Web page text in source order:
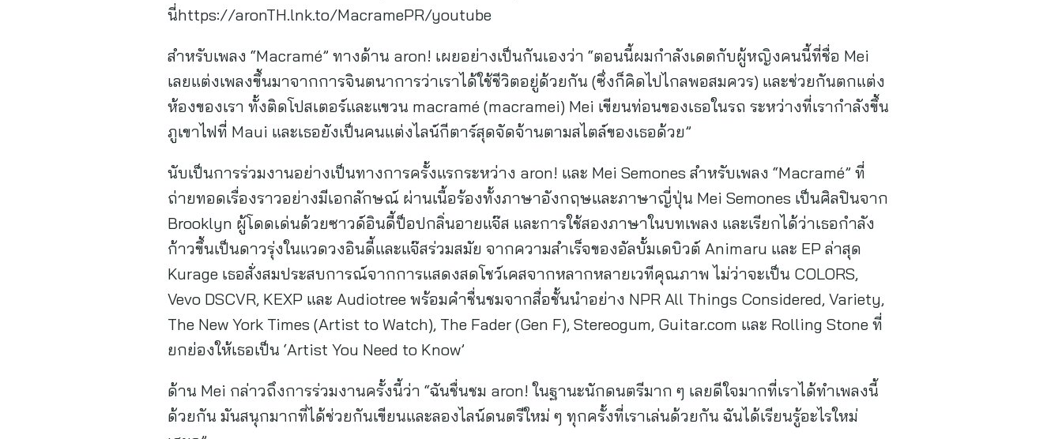
นี่https://aronTH.lnk.to/MacramePR/youtube
สำหรับเพลง “Macramé” ทางด้าน aron! เผยอย่างเป็นกันเองว่า “ตอนนี้ผมกำลังเดตกับผู้หญิงคนนี้ที่ชื่อ Mei
เลยแต่งเพลงขึ้นมาจากการจินตนาการว่าเราได้ใช้ชีวิตอยู่ด้วยกัน (ซึ่งก็คิดไปไกลพอสมควร) และช่วยกันตกแต่ง
ห้องของเรา ทั้งติดโปสเตอร์และแขวน macramé (macramei) Mei เขียนท่อนของเธอในรถ ระหว่างที่เรากำลังขึ้น
ภูเขาไฟที่ Maui และเธอยังเป็นคนแต่งไลน์กีตาร์สุดจัดจ้านตามสไตล์ของเธอด้วย”
นับเป็นการร่วมงานอย่างเป็นทางการครั้งแรกระหว่าง aron! และ Mei Semones สำหรับเพลง “Macramé” ที่
ถ่ายทอดเรื่องราวอย่างมีเอกลักษณ์ ผ่านเนื้อร้องทั้งภาษาอังกฤษและภาษาญี่ปุ่น Mei Semones เป็นศิลปินจาก
Brooklyn ผู้โดดเด่นด้วยซาวด์อินดี้ป็อปกลิ่นอายแจ๊ส และการใช้สองภาษาในบทเพลง และเรียกได้ว่าเธอกำลัง
ก้าวขึ้นเป็นดาวรุ่งในแวดวงอินดี้และแจ๊สร่วมสมัย จากความสำเร็จของอัลบั้มเดบิวต์ Animaru และ EP ล่าสุด
Kurage เธอสั่งสมประสบการณ์จากการแสดงสดโชว์เคสจากหลากหลายเวทีคุณภาพ ไม่ว่าจะเป็น COLORS,
Vevo DSCVR, KEXP และ Audiotree พร้อมคำชื่นชมจากสื่อชั้นนำอย่าง NPR All Things Considered, Variety,
The New York Times (Artist to Watch), The Fader (Gen F), Stereogum, Guitar.com และ Rolling Stone ที่
ยกย่องให้เธอเป็น ‘Artist You Need to Know’
ด้าน Mei กล่าวถึงการร่วมงานครั้งนี้ว่า “ฉันชื่นชม aron! ในฐานะนักดนตรีมาก ๆ เลยดีใจมากที่เราได้ทำเพลงนี้
ด้วยกัน มันสนุกมากที่ได้ช่วยกันเขียนและลองไลน์ดนตรีใหม่ ๆ ทุกครั้งที่เราเล่นด้วยกัน ฉันได้เรียนรู้อะไรใหม่